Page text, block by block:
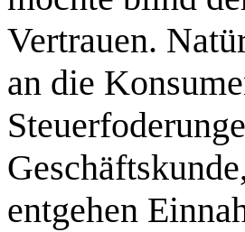
Vertrauen.
an die
entgehen